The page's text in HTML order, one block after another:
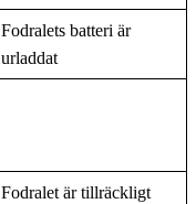
Fodralets batteri är
urladdat
Fodralet är tillräckligt